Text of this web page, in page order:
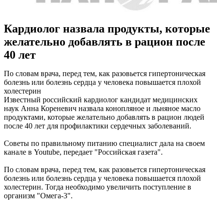
Кардиолог назвала продукты, которые
желательно добавлять в рацион после
40 лет
По словам врача, перед тем, как разовьется гипертоническая
болезнь или болезнь сердца у человека повышается плохой
холестерин
Известный российский кардиолог кандидат медицинских
наук Анна Кореневич назвала конопляное и льняное масло
продуктами, которые желательно добавлять в рацион людей
после 40 лет для профилактики сердечных заболеваний.
Советы по правильному питанию специалист дала на своем
канале в Youtube, передает "Российская газета".
По словам врача, перед тем, как разовьется гипертоническая
болезнь или болезнь сердца у человека повышается плохой
холестерин. Тогда необходимо увеличить поступление в
организм "Омега-3".